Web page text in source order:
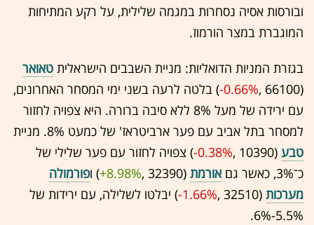
ובורסות אסיה נסחרות במגמה שלילית, על רקע המתיחות
המוגברת במצר הורמוז.
בגזרת המניות הדואליות: מניית השבבים הישראלית טאואר
(66100 ,‎
-0.66%‏) בלטה לרעה בשני ימי המסחר האחרונים,
עם ירידה של מעל 8% ללא סיבה ברורה. היא צפויה לחזור
למסחר בתל אביב עם פער ארביטראז' של כמעט 8%. מניית
טבע (10390 ,‎
-0.38%‏) צפויה לחזור עם פער שלילי של
כ־3%, כאשר גם
אורמת (32390 ,‎
+8.98%‏) ופורמולה
מערכות (32510 ,‎
-1.66%‏) יבלטו לשלילה, עם ירידות של
5.5%-6%.